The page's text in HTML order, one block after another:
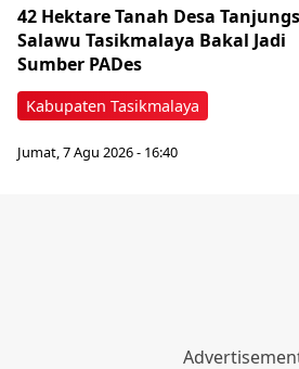
Kabupaten Tasikmalaya
42 Hektare Tanah Desa
Salawu Tasikmalaya Bakal Jadi
Sumber PADes
Jumat, 7 Agu 2026 - 16:40